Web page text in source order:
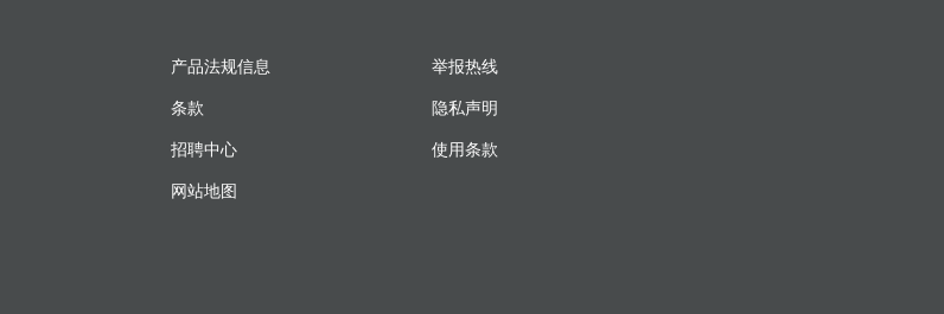
产品法规信息
举报热线
条款
隐私声明
招聘中心
使用条款
网站地图